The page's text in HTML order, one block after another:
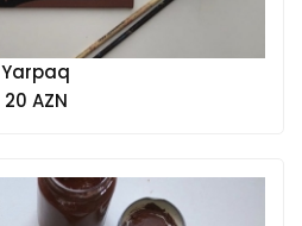
Yarpaq
20 AZN